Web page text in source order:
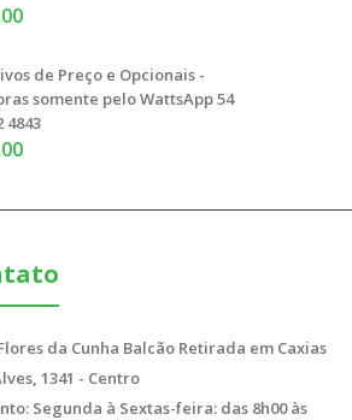
de Preço e Opcionais -
somente pelo WattsApp 54
4843
da Cunha Balcão Retirada em Caxias
1341 - Centro
Segunda à Sextas-feira: das 8h00 às